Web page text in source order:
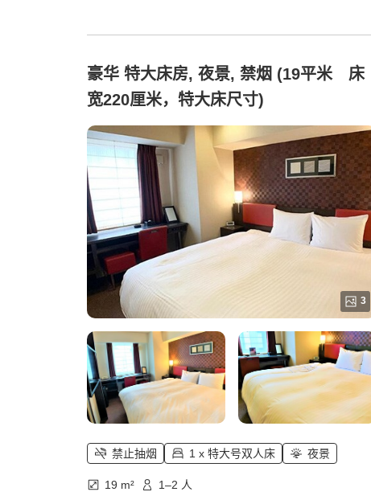
豪华 特大床房, 夜景, 禁烟 (19平米 床
宽220厘米，特大床尺寸)
3
禁止抽烟 1 x 特大号双人床 夜景
19 m² 1–2 人